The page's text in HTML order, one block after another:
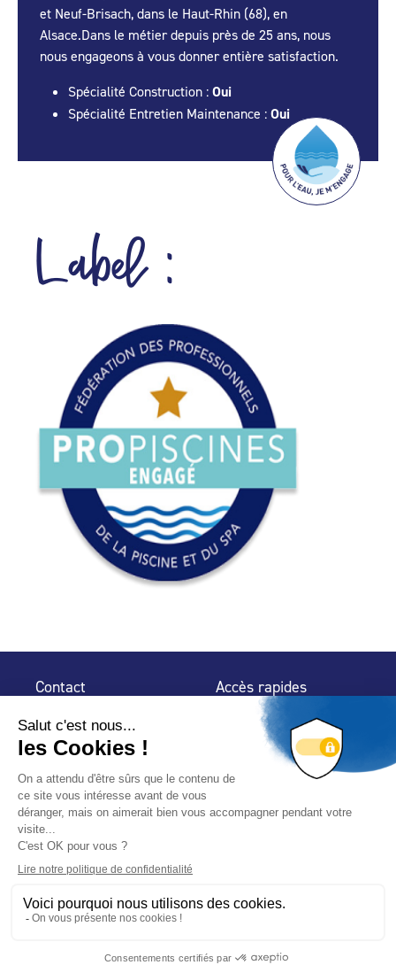
et Neuf-Brisach, dans le Haut-Rhin (68), en
Alsace.Dans le métier depuis près de 25 ans, nous
nous engageons à vous donner entière satisfaction.
Spécialité Construction : Oui
Spécialité Entretien Maintenance : Oui
Label :
Contact
32 rue de Mogador
75 009 Paris
Accès rapides
Espace Presse
Trouver un
professionnel
Nous suivre